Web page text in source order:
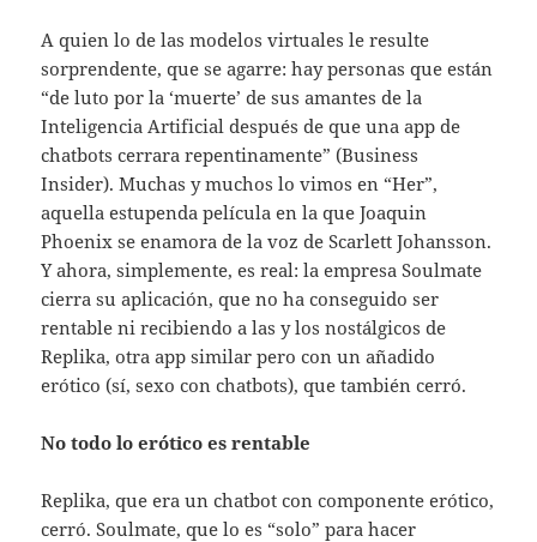
A quien lo de las modelos virtuales le resulte
sorprendente, que se agarre: hay personas que están
“de luto por la ‘muerte’ de sus amantes de la
Inteligencia Artificial después de que una app de
chatbots cerrara repentinamente” (Business
Insider). Muchas y muchos lo vimos en “Her”,
aquella estupenda película en la que Joaquin
Phoenix se enamora de la voz de Scarlett Johansson.
Y ahora, simplemente, es real: la empresa Soulmate
cierra su aplicación, que no ha conseguido ser
rentable ni recibiendo a las y los nostálgicos de
Replika, otra app similar pero con un añadido
erótico (sí, sexo con chatbots), que también cerró.
No todo lo erótico es rentable
Replika, que era un chatbot con componente erótico,
cerró. Soulmate, que lo es “solo” para hacer